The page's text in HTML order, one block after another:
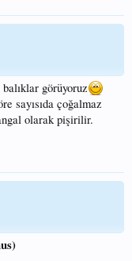
görüyoruz
sayısıda çoğalmaz
olarak pişirilir.